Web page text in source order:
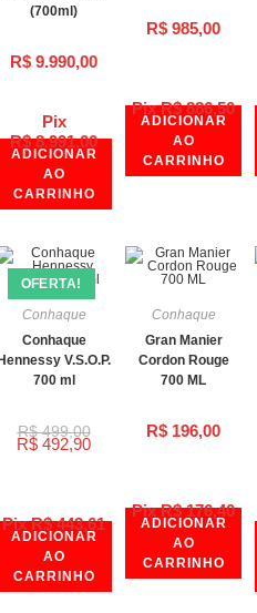
Pix
R$8.991,00
(700ml)
R$ 9.990,00
ADICIONAR
AO
CARRINHO
Pix R$886,50
R$ 985,00
ADICIONAR
AO
CARRINHO
Pix R$443,61
OFERTA!
Conhaque
Conhaque
V.S.O.P.
700 ml
R$499,00
R$ 492,90
ADICIONAR
AO
CARRINHO
Pix R$176,40
Conhaque
Gran Manier
Cordon Rouge
700 ML
R$ 196,00
ADICIONAR
AO
CARRINHO